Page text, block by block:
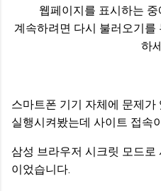
웹페이지를 표시하는
계속하려면 다시 불러오기를
하
스마트폰 기기 자체에 문제
실행시켜봤는데 사이트 접속
삼성 브라우저 시크릿 모드
이었습니다.